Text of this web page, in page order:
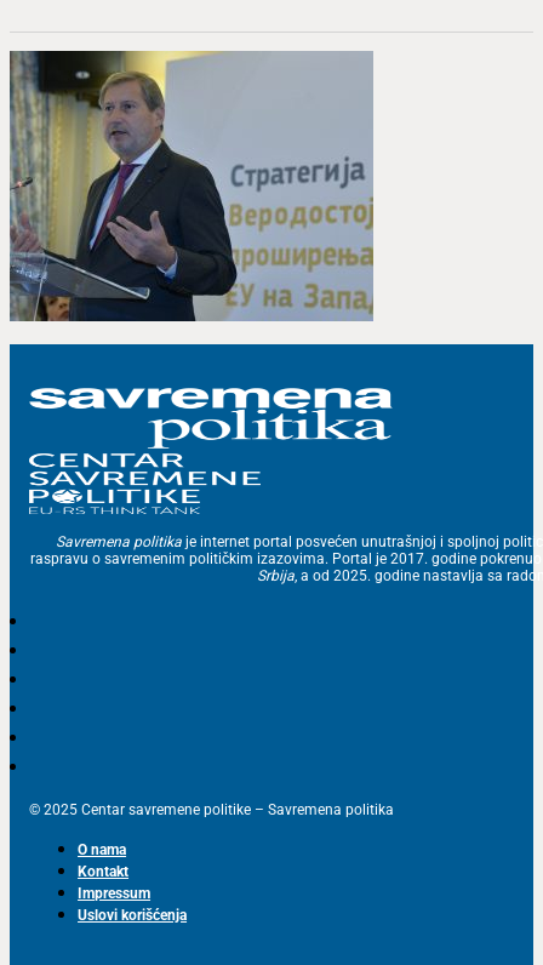
Savremena politika je internet portal posvećen unutrašnjoj i spoljnoj
raspravu o savremenim političkim izazovima. Portal je 2017. godine
Srbija, a od 2025. godine nastavlja sa
© 2025 Centar savremene politike – Savremena politika
O nama
Kontakt
Impressum
Uslovi korišćenja